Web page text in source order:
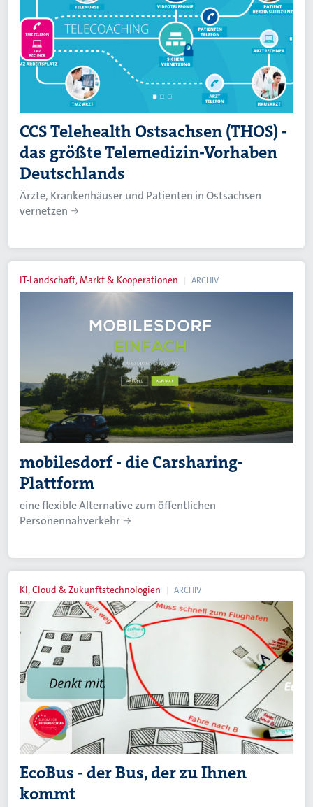
CCS Telehealth Ostsachsen (THOS) -
das größte Telemedizin-Vorhaben
Deutschlands
Ärzte, Krankenhäuser und Patienten in Ostsachsen
vernetzen
IT-Landschaft, Markt & Kooperationen ARCHIV
mobilesdorf - die Carsharing-
Plattform
eine flexible Alternative zum öffentlichen
Personennahverkehr
KI, Cloud & Zukunftstechnologien ARCHIV
EcoBus - der Bus, der zu Ihnen
kommt